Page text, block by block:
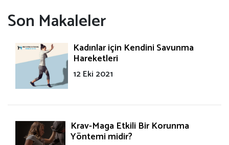
Son Makaleler
Kadınlar için Kendini Savunma
Hareketleri
12 Eki 2021
Krav-Maga Etkili Bir Korunma
Yöntemi midir?